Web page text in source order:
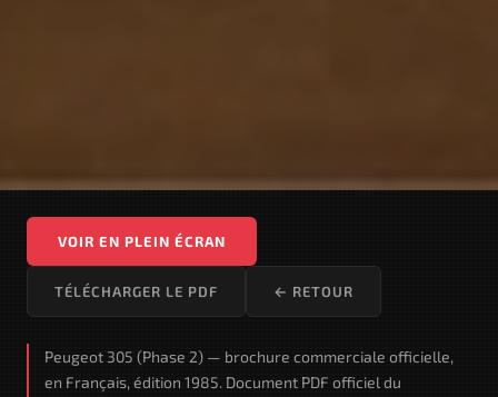
VOIR EN PLEIN ÉCRAN
TÉLÉCHARGER LE PDF ← RETOUR
Peugeot 305 (Phase 2) — brochure commerciale officielle,
en Français, édition 1985. Document PDF officiel du